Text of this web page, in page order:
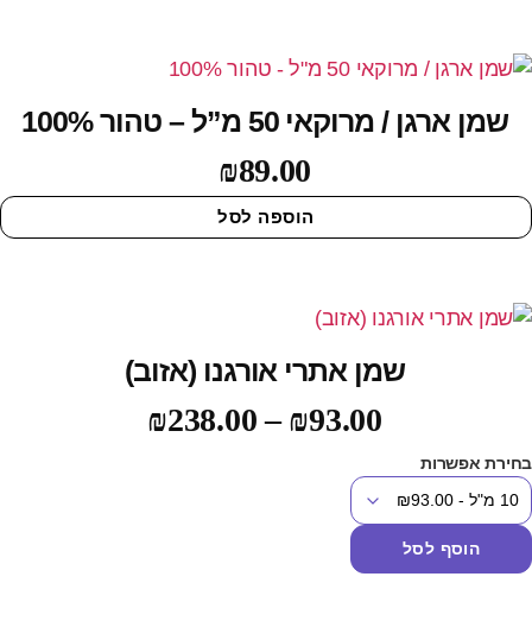
שמן ארגן / מרוקאי 50 מ”ל – טהור 100%
₪89.00
הוספה לסל
שמן אתרי אורגנו (אזוב)
₪93.00
–
₪238.00
אפשרות
הוסף לסל